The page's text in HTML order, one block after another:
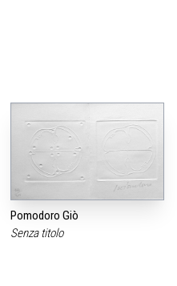
Pomodoro Giò
Senza titolo